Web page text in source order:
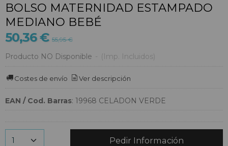
BOLSO MATERNIDAD ESTAMPADO
MEDIANO BEBÉ
50,36 € 55,95 €
Producto NO Disponible - (Imp. Incluidos)
Costes de envío Ver descripción
EAN / Cod. Barras: 19968 CELADON VERDE
Pedir Información